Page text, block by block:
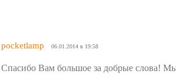
pocketlamp 06.01.2014 в 19:58
Спасибо Вам большое за добрые слова!